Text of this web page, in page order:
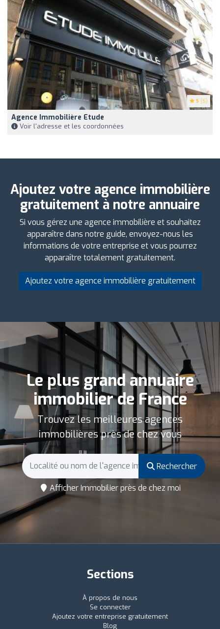
5 (5)
Agence Immobilière Etude
Voir l'adresse et les coordonnées
Ajoutez votre agence immobilière
gratuitement à notre annuaire
Si vous gérez une agence immobilière et souhaitez
apparaître dans notre guide, envoyez-nous les
informations de votre entreprise et vous pourrez
apparaître totalement gratuitement.
Ajoutez votre agence immobilière gratuitement
Le plus grand annuaire
immobilier de France
Trouvez les meilleures agences
immobilières près de chez vous
Rechercher
Afficher Immobilier près de chez moi
Sections
À propos de nous
Se connecter
Ajoutez votre entreprise gratuitement
Blog